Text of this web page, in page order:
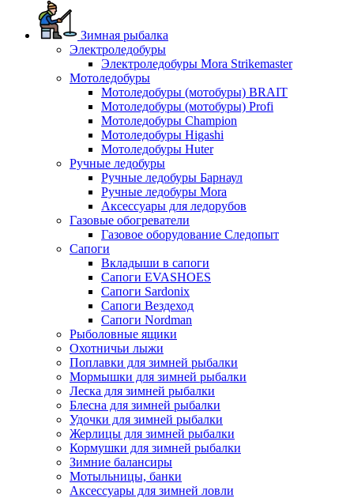
Зимная рыбалка
Электроледобуры
Электроледобуры Mora Strikemaster
Мотоледобуры
Мотоледобуры (мотобуры) BRAIT
Мотоледобуры (мотобуры) Profi
Мотоледобуры Champion
Мотоледобуры Higashi
Мотоледобуры Huter
Ручные ледобуры
Ручные ледобуры Барнаул
Ручные ледобуры Mora
Аксессуары для ледорубов
Газовые обогреватели
Газовое оборудование Следопыт
Сапоги
Вкладыши в сапоги
Сапоги EVASHOES
Сапоги Sardonix
Сапоги Вездеход
Сапоги Nordman
Рыболовные ящики
Охотничьи лыжи
Поплавки для зимней рыбалки
Мормышки для зимней рыбалки
Леска для зимней рыбалки
Блесна для зимней рыбалки
Удочки для зимней рыбалки
Жерлицы для зимней рыбалки
Кормушки для зимней рыбалки
Зимние балансиры
Мотыльницы, банки
Аксессуары для зимней ловли